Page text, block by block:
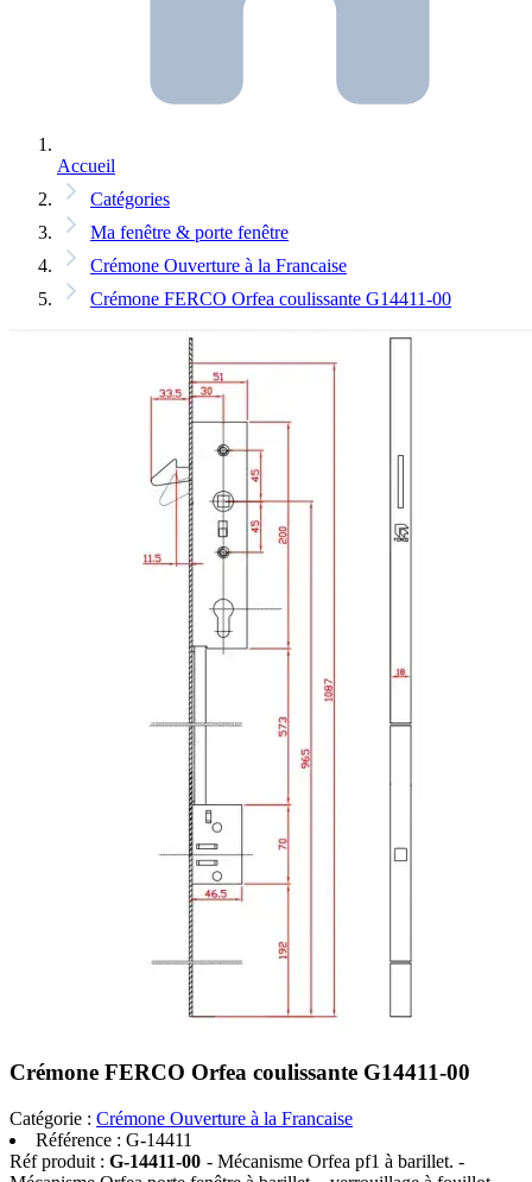
Accueil
Catégories
Ma fenêtre & porte fenêtre
Crémone Ouverture à la Francaise
Crémone FERCO Orfea coulissante G14411-00
Crémone FERCO Orfea coulissante G14411-00
Catégorie :
Crémone Ouverture à la Francaise
Référence : G-14411
Réf produit : G-14411-00 - Mécanisme Orfea pf1 à barillet. -